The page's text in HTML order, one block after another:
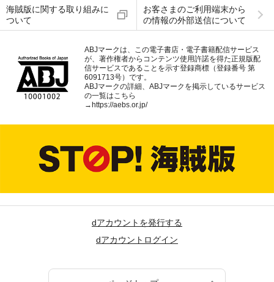
海賊版に関する取り組みに
ついて
お客さまのご利用端末から
の情報の外部送信について
ABJマークは、この電子書店・電子書籍配信サービス
が、著作権者からコンテンツ使用許諾を得た正規版配
信サービスであることを示す登録商標（登録番号 第
6091713号）です。
ABJマークの詳細、ABJマークを掲示しているサービス
の一覧はこちら
→ https://aebs.or.jp/
dアカウントを発行する
dアカウントログイン